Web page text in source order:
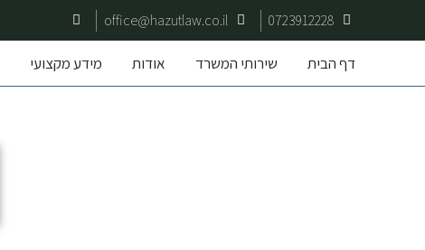
0723912228
office@hazutlaw.co.il
דף הבית שירותי המשרד אודות מידע מקצועי